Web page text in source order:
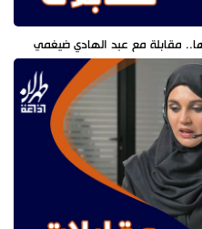
مقابلة مع عبد الهادي ضيغمي